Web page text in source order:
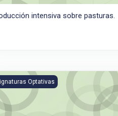
intensiva sobre pasturas.
Porcina. MATERIA Electiva
Optativas